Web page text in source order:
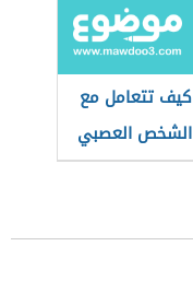
كيف تتعامل مع
الشخص العصبي
في رمضان؟